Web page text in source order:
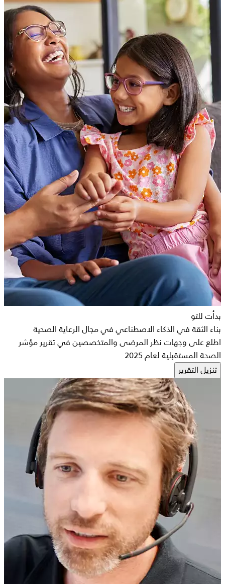
بدأت للتو
بناء الثقة في الذكاء الاصطناعي في مجال الرعاية الصحية
اطلع على وجهات نظر المرضى والمتخصصين في تقرير مؤشر
الصحة المستقبلية لعام 2025
تنزيل التقرير